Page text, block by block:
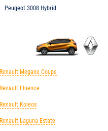
Peugeot 3008 Hybrid
Renault Megane Coupe
Renault Fluence
Renault Koleos
Renault Laguna Estate